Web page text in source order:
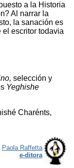
a la Historia
Al narrar la
la sanación es
el escritor todavia
selección y
Yeghishe
Charénts,
Paola Raffetta
e-ditora